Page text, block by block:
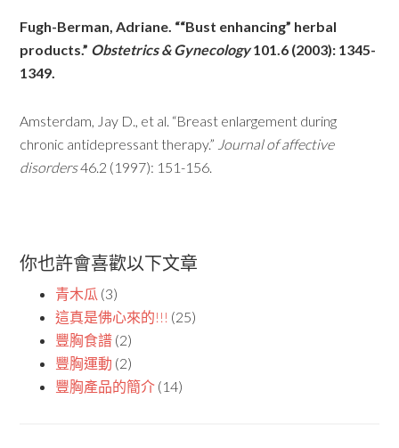
Fugh-Berman, Adriane. ““Bust enhancing” herbal
products.” Obstetrics & Gynecology101.6 (2003): 1345-
1349.
Amsterdam, Jay D., et al. “Breast enlargement during
chronic antidepressant therapy.” Journal of affective
disorders46.2 (1997): 151-156.
你也許會喜歡以下文章
青木瓜 (3)
這真是佛心來的!!! (25)
豐胸食譜 (2)
豐胸運動 (2)
豐胸產品的簡介 (14)